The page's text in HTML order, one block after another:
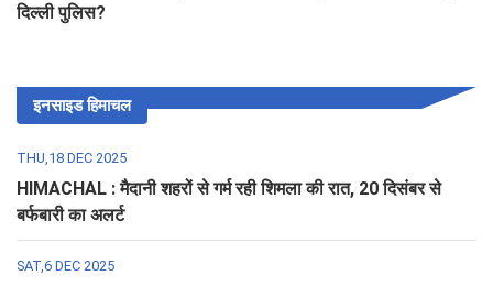
दिल्ली पुलिस?
इनसाइड हिमाचल
THU,18 DEC 2025
HIMACHAL : मैदानी शहरों से गर्म रही शिमला की रात, 20 दिसंबर से
बर्फबारी का अलर्ट
SAT,6 DEC 2025